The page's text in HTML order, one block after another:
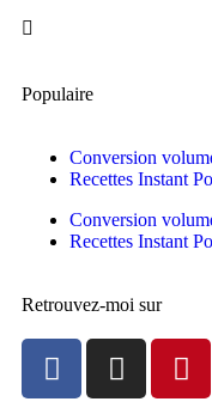
Populaire
Conversion
Recettes Instant
Conversion
Recettes Instant
Retrouvez-moi sur